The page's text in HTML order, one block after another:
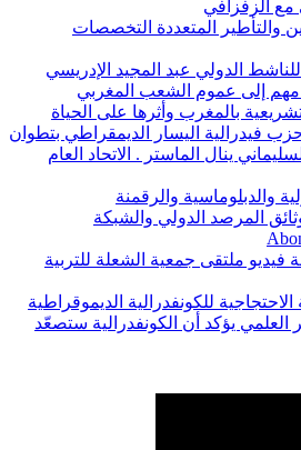
الزفزافي
والتأطير المتعددة التخصصات
الدولي عبد المجيد الإدريسي
إلى عموم الشعب المغربي
بالمغرب وأثرها على الحياة
فيدرالية اليسار الديمقراطي بتطوان
ينال الماستر . الاتحاد العام
والدبلوماسية والرقمنة
المرصد الدولي والشبكة
ملتقى جمعية الشعلة للتربية
للكونفدرالية الديموقراطية
العلمي يؤكد أن الكونفدرالية ستصعّد